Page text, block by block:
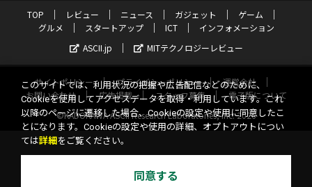
TOP レビュー ニュース ガジェット
ゲーム
グルメ
スタートアップ ICT
インフォメーション
ASCII.jp
MITテクノロジーレビュー
サイトポリシー プライバシーポリシー
運営会社
お問い合わせ
広告掲載 スタッフ募集
電子版について
©KADOKAWA ASCII Research Laboratories, Inc. 2026
このサイトでは、利用状況の把握や広告配信などのために、
Cookieを使用してアクセスデータを取得・利用しています。これ
以降のページに遷移した場合、Cookieの設定や使用に同意したこ
とになります。Cookieの設定や使用の詳細、オプトアウトについ
ては詳細 をご覧ください。
同意する